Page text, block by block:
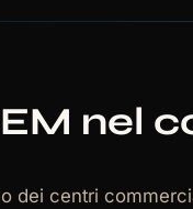
nel
dei centri